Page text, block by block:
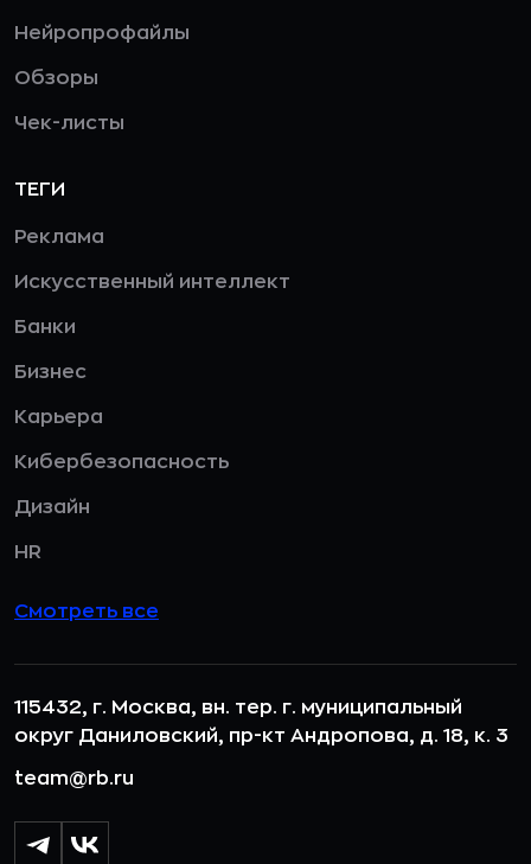
Нейропрофайлы
Обзоры
Чек-листы
ТЕГИ
Реклама
Искусственный интеллект
Банки
Бизнес
Карьера
Кибербезопасность
Дизайн
HR
Смотреть все
115432, г. Москва, вн. тер. г. муниципальный
округ Даниловский, пр-кт Андропова, д. 18, к. 3
team@rb.ru